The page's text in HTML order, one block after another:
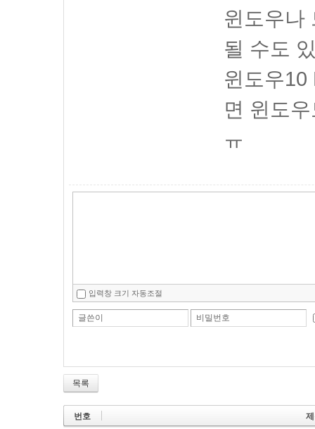
윈도우나
될 수도
윈도우10
면 윈도
ㅠ
입력창 크기 자동조절
글쓴이 비밀번호
목록
번호